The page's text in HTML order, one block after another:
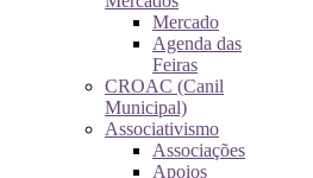
Mercado
Agenda das
Feiras
CROAC (Canil
Municipal)
Associativismo
Associações
Apoios